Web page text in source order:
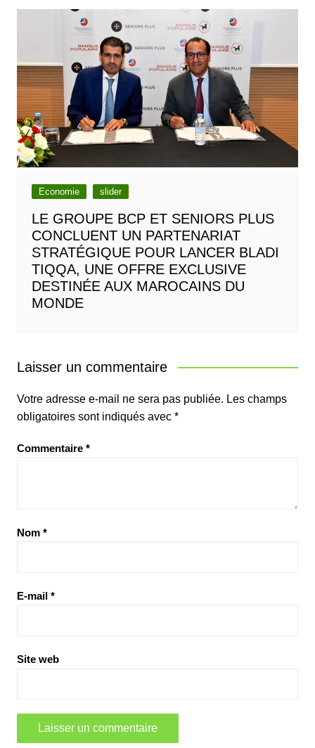
Economie slider
LE GROUPE BCP ET SENIORS PLUS
CONCLUENT UN PARTENARIAT
STRATÉGIQUE POUR LANCER BLADI
TIQQA, UNE OFFRE EXCLUSIVE
DESTINÉE AUX MAROCAINS DU
MONDE
Laisser un commentaire
Votre adresse e-mail ne sera pas publiée. Les champs
obligatoires sont indiqués avec *
Commentaire *
Nom *
E-mail *
Site web